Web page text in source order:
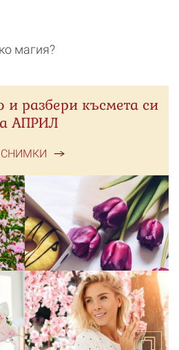
магия?
и разбери късмета си
АПРИЛ
СНИМКИ